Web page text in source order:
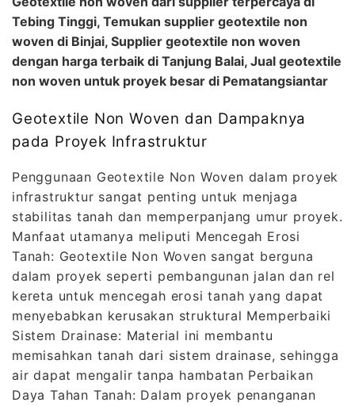
Tebing Tinggi, Temukan supplier geotextile non
woven di Binjai, Supplier geotextile non woven
dengan harga terbaik di Tanjung Balai, Jual geotextile
non woven untuk proyek besar di Pematangsiantar
Geotextile Non Woven dan Dampaknya
pada Proyek Infrastruktur
Penggunaan Geotextile Non Woven dalam proyek
infrastruktur sangat penting untuk menjaga
stabilitas tanah dan memperpanjang umur proyek.
Manfaat utamanya meliputi Mencegah Erosi
Tanah: Geotextile Non Woven sangat berguna
dalam proyek seperti pembangunan jalan dan rel
kereta untuk mencegah erosi tanah yang dapat
menyebabkan kerusakan struktural Memperbaiki
Sistem Drainase: Material ini membantu
memisahkan tanah dari sistem drainase, sehingga
air dapat mengalir tanpa hambatan Perbaikan
Daya Tahan Tanah: Dalam proyek penanganan